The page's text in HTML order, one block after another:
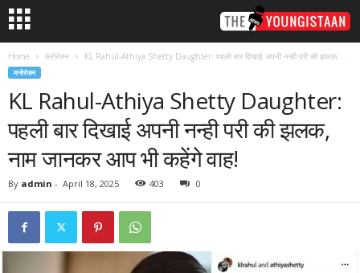
Home मनोरंजन KL Rahul-Athiya Shetty Daughter: पहली बार दिखाई अपनी नन्ही परी की झलक,...
मनोरंजन
KL Rahul-Athiya Shetty Daughter:
पहली बार दिखाई अपनी नन्ही परी की झलक,
नाम जानकर आप भी कहेंगे वाह!
By admin - April 18, 2025 403 0